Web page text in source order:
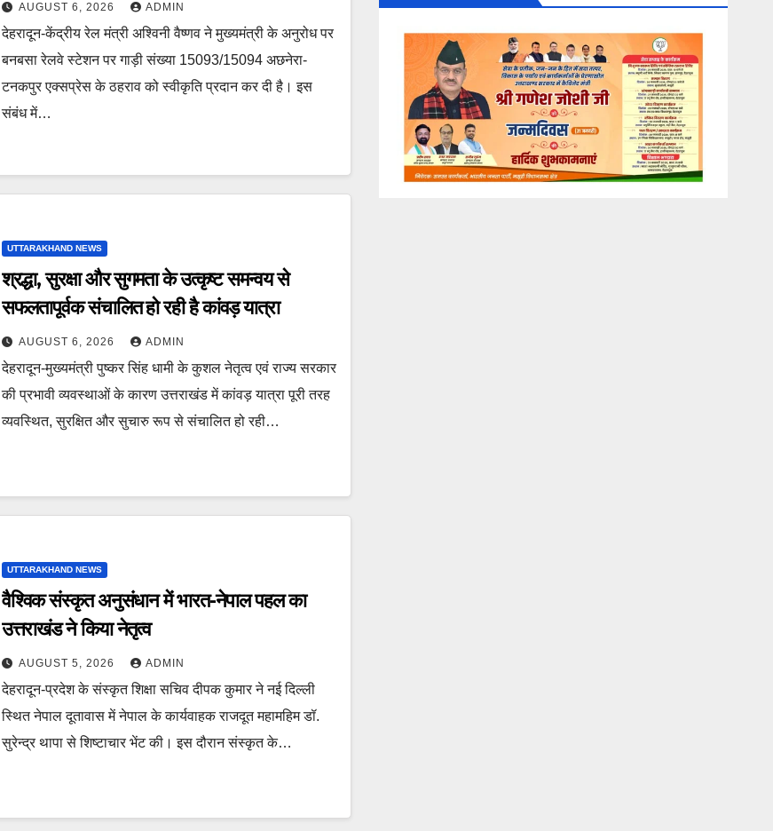
AUGUST 6, 2026 ADMIN
देहरादून-केंद्रीय रेल मंत्री अश्विनी वैष्णव ने मुख्यमंत्री के अनुरोध पर
बनबसा रेलवे स्टेशन पर गाड़ी संख्या 15093/15094 अछनेरा-
टनकपुर एक्सप्रेस के ठहराव को स्वीकृति प्रदान कर दी है। इस
संबंध में…
UTTARAKHAND NEWS
श्रद्धा, सुरक्षा और सुगमता के उत्कृष्ट समन्वय से
सफलतापूर्वक संचालित हो रही है कांवड़ यात्रा
AUGUST 6, 2026 ADMIN
देहरादून-मुख्यमंत्री पुष्कर सिंह धामी के कुशल नेतृत्व एवं राज्य सरकार
की प्रभावी व्यवस्थाओं के कारण उत्तराखंड में कांवड़ यात्रा पूरी तरह
व्यवस्थित, सुरक्षित और सुचारु रूप से संचालित हो रही…
UTTARAKHAND NEWS
वैश्विक संस्कृत अनुसंधान में भारत-नेपाल पहल का
उत्तराखंड ने किया नेतृत्व
AUGUST 5, 2026 ADMIN
देहरादून-प्रदेश के संस्कृत शिक्षा सचिव दीपक कुमार ने नई दिल्ली
स्थित नेपाल दूतावास में नेपाल के कार्यवाहक राजदूत महामहिम डॉ.
सुरेन्द्र थापा से शिष्टाचार भेंट की। इस दौरान संस्कृत के…